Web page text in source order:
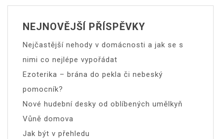
NEJNOVĚJŠÍ PŘÍSPĚVKY
Nejčastější nehody v domácnosti a jak se s
nimi co nejlépe vypořádat
Ezoterika – brána do pekla či nebeský
pomocník?
Nové hudební desky od oblíbených umělkyň
Vůně domova
Jak být v přehledu